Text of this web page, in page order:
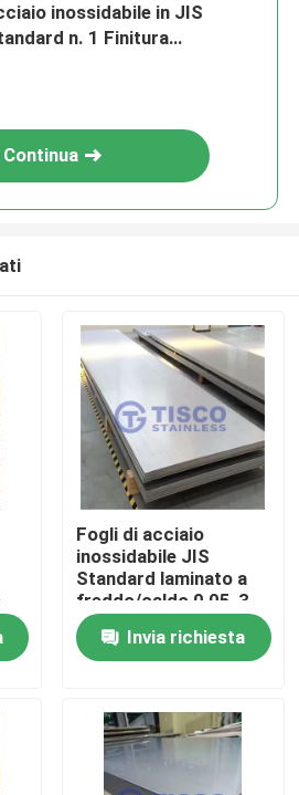
inossidabile in JIS
n. 1 Finitura
Continua
Fogli di acciaio
inossidabile JIS
Standard laminato a
freddo/caldo 0,05-3
mm per applicazioni
industrialiInvia richiesta